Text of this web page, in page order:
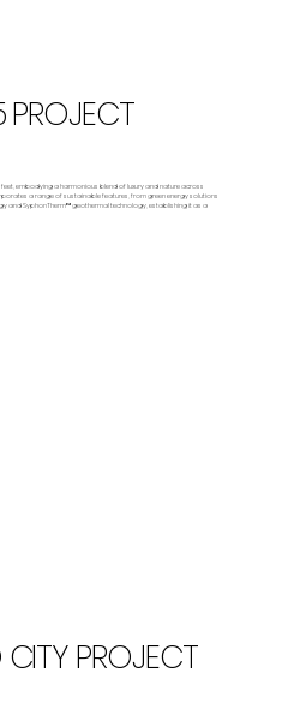
PROJECT
feet, embodying a harmonious blend of luxury and nature across
a range of sustainable features, from green energy solutions
and SyphonTherm™ geothermal technology, establishing it as a
PROJECT